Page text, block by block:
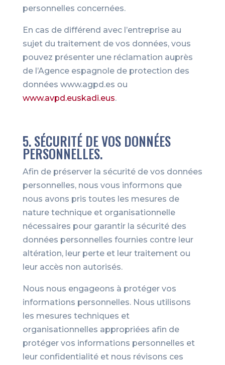
personnelles concernées.
En cas de différend avec l’entreprise au
sujet du traitement de vos données, vous
pouvez présenter une réclamation auprès
de l’Agence espagnole de protection des
données www.agpd.es ou
www.avpd.euskadi.eus.
5. SÉCURITÉ DE VOS DONNÉES
PERSONNELLES.
Afin de préserver la sécurité de vos données
personnelles, nous vous informons que
nous avons pris toutes les mesures de
nature technique et organisationnelle
nécessaires pour garantir la sécurité des
données personnelles fournies contre leur
altération, leur perte et leur traitement ou
leur accès non autorisés.
Nous nous engageons à protéger vos
informations personnelles. Nous utilisons
les mesures techniques et
organisationnelles appropriées afin de
protéger vos informations personnelles et
leur confidentialité et nous révisons ces